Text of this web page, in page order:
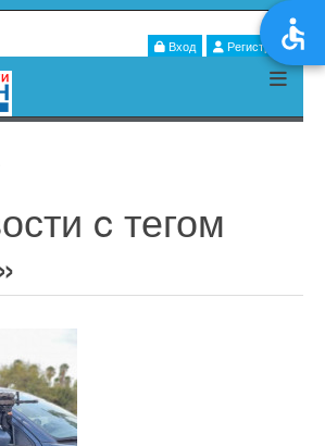
Вход Регистрация
c тегом